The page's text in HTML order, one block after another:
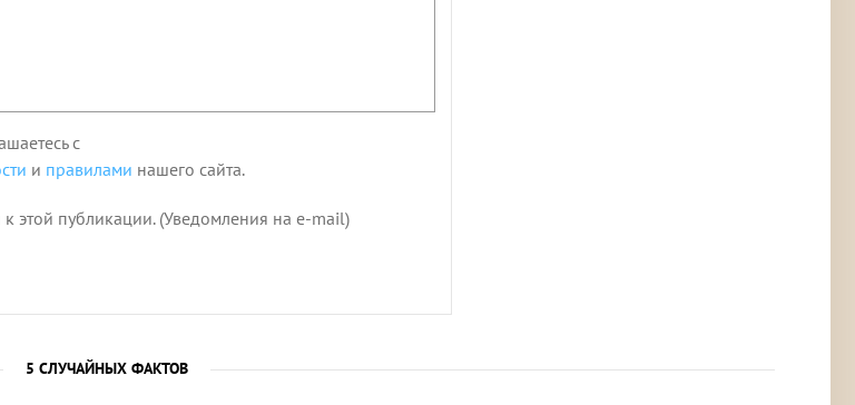
с
и правилами нашего сайта.
этой публикации. (Уведомления на e-mail)
5 СЛУЧАЙНЫХ ФАКТОВ